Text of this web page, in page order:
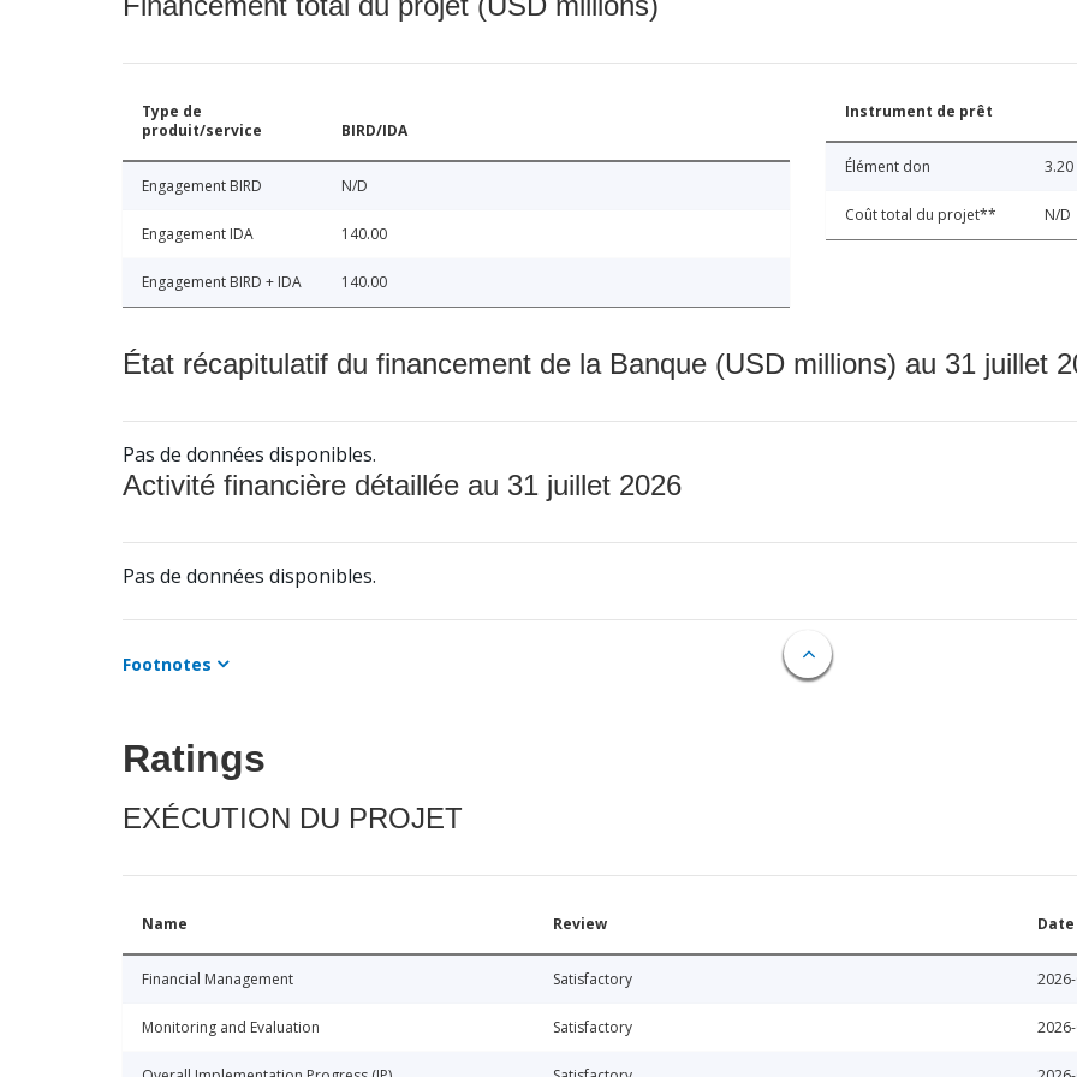
Type de
produit/service
BIRD/IDA
Engagement BIRD N/D
Engagement IDA 140.00
Engagement BIRD + IDA 140.00
Instrument de prêt
Élément don 3.20
Coût total du projet** N/D
État récapitulatif du financement de la Banque (USD millions) au 31 juillet
Pas de données disponibles.
Activité financière détaillée au 31 juillet 2026
Pas de données disponibles.
Footnotes
Ratings
EXÉCUTION DU PROJET
Name Review Date
Financial Management Satisfactory
Monitoring and Evaluation Satisfactory